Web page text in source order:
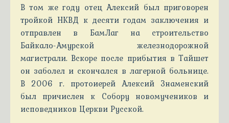
В том же году отец Алексий был приговорен
тройкой НКВД к десяти годам заключения и
отправлен в БамЛаг на строительство
Байкало-Амурской железнодорожной
магистрали. Вскоре после прибытия в Тайшет
он заболел и скончался в лагерной больнице.
В 2006 г. протоиерей Алексий Знаменский
был причислен к Собору новомучеников и
исповедников Церкви Русской.